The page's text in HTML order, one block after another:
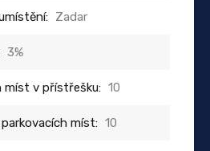
Zadar
3%
míst v přístřešku: 10
míst: 10